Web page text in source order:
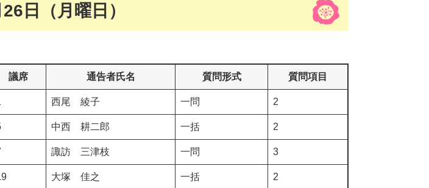
日（月曜日）
議席 通告者氏名 質問形式 質問項目
西尾 綾子 一問 2
中西 耕二郎 一括 2
諏訪 三津枝 一問 3
大塚 佳之 一括 2